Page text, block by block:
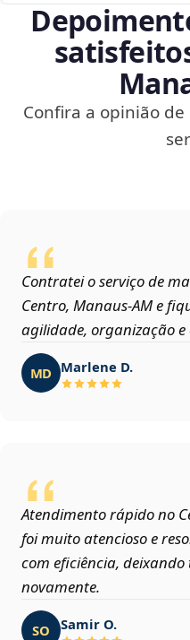
Confira a opinião
Contratei o serviço de
Centro, Manaus‑AM e
agilidade, organização
MD Marlene D.
Atendimento rápido no
foi muito atencioso e
com eficiência,
novamente.
SO Samir O.